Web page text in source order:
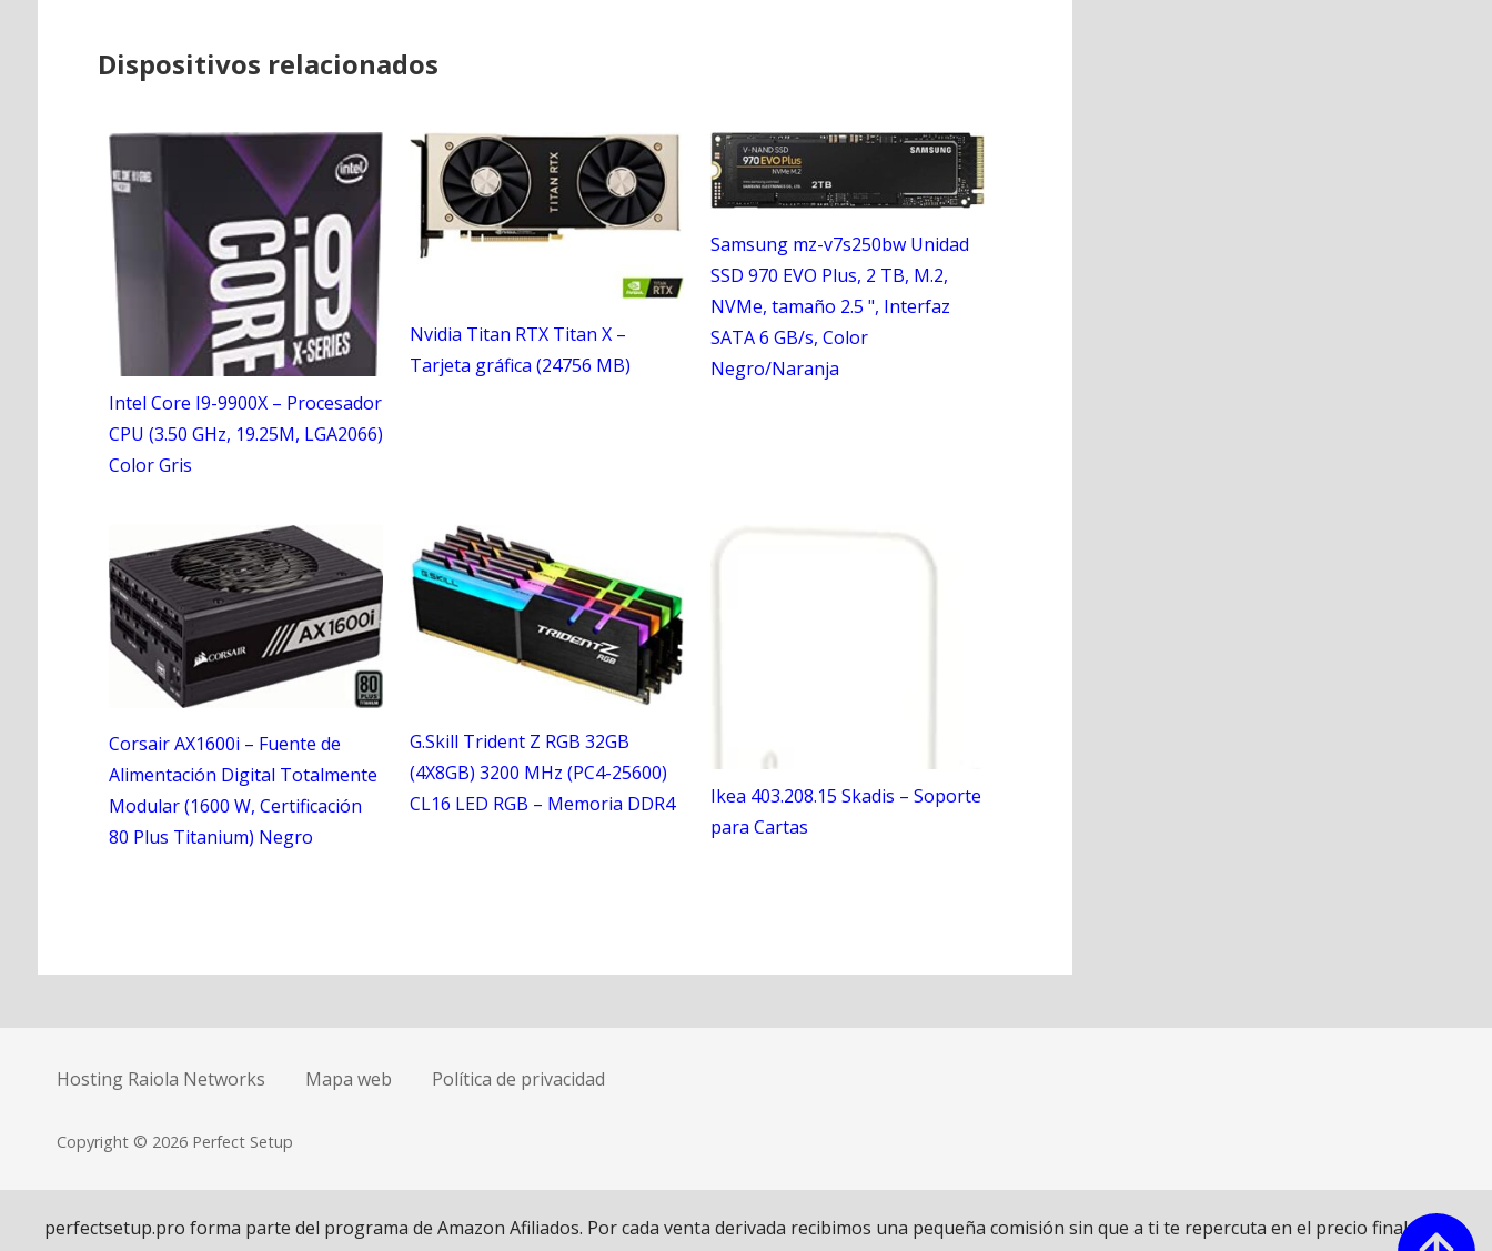
Dispositivos relacionados
Intel Core I9-9900X – Procesador
CPU (3.50 GHz, 19.25M, LGA2066)
Color Gris
Nvidia Titan RTX Titan X –
Tarjeta gráfica (24756 MB)
Samsung mz-v7s250bw Unidad
SSD 970 EVO Plus, 2 TB, M.2,
NVMe, tamaño 2.5 ", Interfaz
SATA 6 GB/s, Color
Negro/Naranja
Corsair AX1600i – Fuente de
Alimentación Digital Totalmente
Modular (1600 W, Certificación
80 Plus Titanium) Negro
G.Skill Trident Z RGB 32GB
(4X8GB) 3200 MHz (PC4-25600)
CL16 LED RGB – Memoria DDR4
Ikea 403.208.15 Skadis – Soporte
para Cartas
c
Hosting Raiola Networks Mapa web Política de privacidad
Copyright © 2026 Perfect Setup
perfectsetup.pro forma parte del programa de Amazon Afiliados. Por cada venta derivada recibimos una pequeña comisión sin que a ti te repercuta en el precio final.